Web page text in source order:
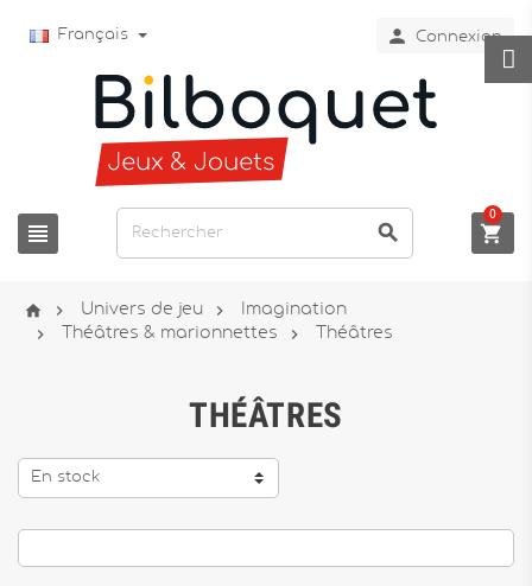
Français  Connexion
  
0
  Univers de jeu  Imagination
 Théâtres & marionnettes  Théâtres
THÉÂTRES
En stock